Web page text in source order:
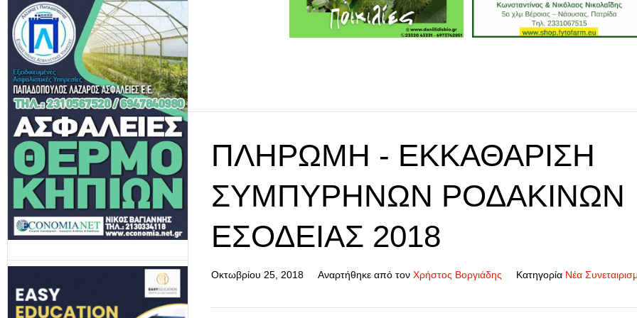
ΠΛΗΡΩΜΉ - ΕΚΚΑΘΆΡΙΣΗ
ΣΥΜΠΎΡΗΝΩΝ ΡΟΔΆΚΙΝΩΝ
ΕΣΟΔΕΊΑΣ 2018
Οκτωβρίου 25, 2018 Αναρτήθηκε από τον Χρήστος Βοργιάδης Κατηγορία Νέα